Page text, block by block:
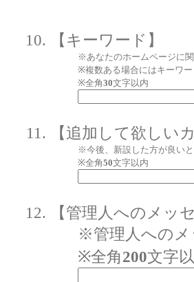
【キーワード】
※あなたのホームページに
※複数ある場合にはキーワ
※全角30文字以内
【追加して欲しい
※今後、新設した方が良い
※全角50文字以内
【管理人へのメッ
※管理人へのメ
※全角200文字